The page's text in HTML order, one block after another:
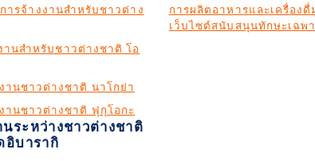
ารจ้างงานสำหรับชาวต่าง
นสำหรับชาวต่างชาติ โอ
านชาวต่างชาติ นาโกย่า
านชาวต่างชาติ ฟุกุโอกะ
การผลิตอาหารและเครื่อง
เว็บไซต์สนับสนุนทักษะเฉพ
ระหว่างชาวต่างชาติ
อิบารากิ